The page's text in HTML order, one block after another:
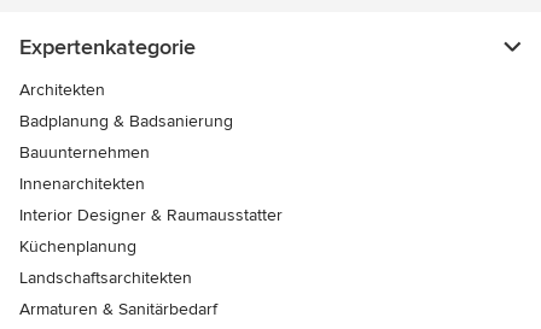
Expertenkategorie
Architekten
Badplanung & Badsanierung
Bauunternehmen
Innenarchitekten
Interior Designer & Raumausstatter
Küchenplanung
Landschaftsarchitekten
Armaturen & Sanitärbedarf